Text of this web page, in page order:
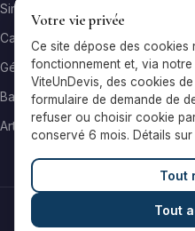
Simulateur matière
Calculateur surface
Générateur galerie
Baromètre de prix
Artisans par ville
© 2026 Reflets &
Votre vie privée
Ce site dépose des cookies
fonctionnement et, via
ViteUnDevis, des cookies
formulaire de demande de
refuser ou choisir cookie
conservé 6 mois. Détails sur
Tout
Tout